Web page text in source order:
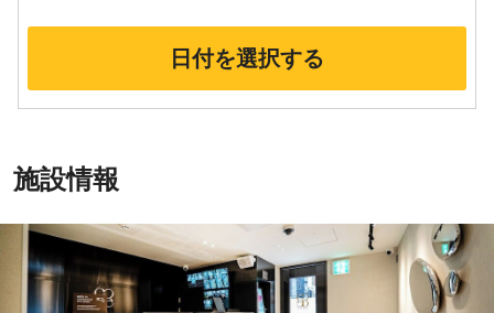
日付を選択する
施設情報